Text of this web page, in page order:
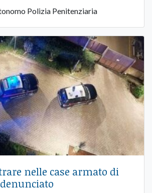
Polizia Penitenziaria
nelle case armato di